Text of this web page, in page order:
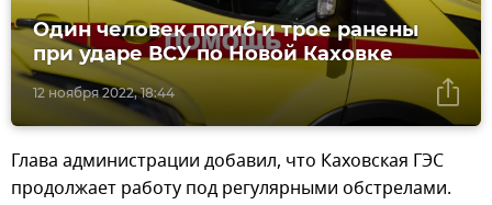
12 ноября 2022, 18:44
Один человек погиб и трое ранены
при ударе ВСУ по Новой Каховке
Глава администрации добавил, что Каховская ГЭС
продолжает работу под регулярными обстрелами.